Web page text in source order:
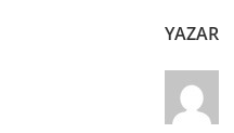
YAZAR